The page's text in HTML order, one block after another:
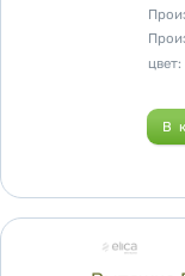
цвет: